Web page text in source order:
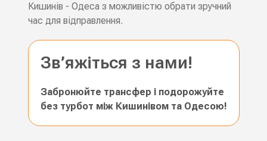
Кишинів - Одеса з можливістю обрати зручний
час для відправлення.
Зв’яжіться з нами!
Забронюйте трансфер і подорожуйте
без турбот між Кишинівом та Одесою!